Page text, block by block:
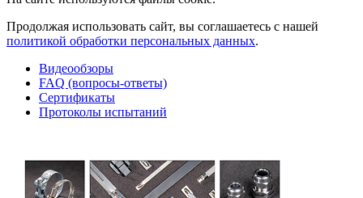
Продолжая использовать сайт, вы соглашаетесь с нашей
политикой обработки персональных данных.
Видеообзоры
FAQ (вопросы-ответы)
Сертификаты
Протоколы испытаний